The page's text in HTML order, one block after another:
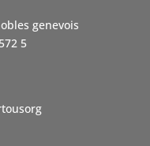
genevois
5